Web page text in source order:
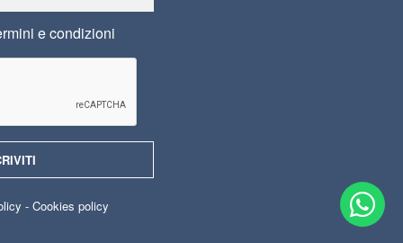
e condizioni
- Cookies policy